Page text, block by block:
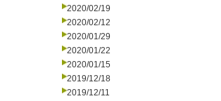
2020/02/19
2020/02/12
2020/01/29
2020/01/22
2020/01/15
2019/12/18
2019/12/11